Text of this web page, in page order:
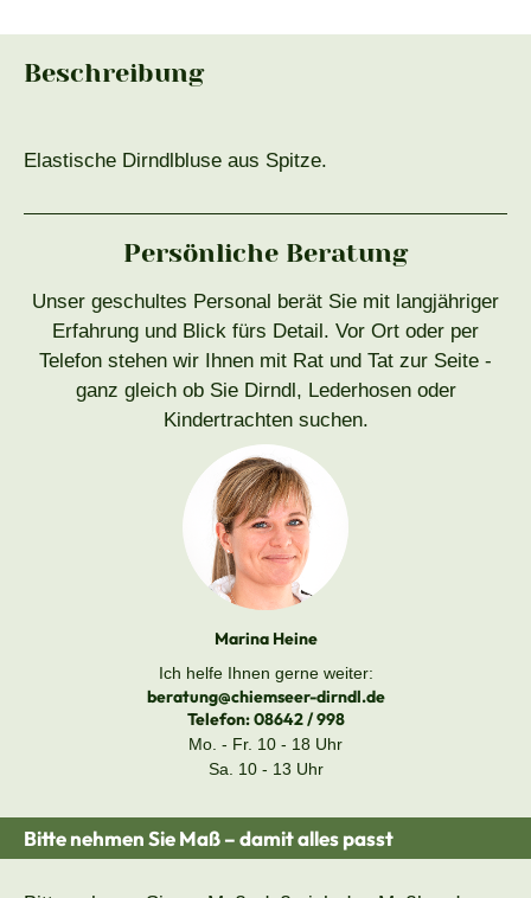
Beschreibung
Elastische Dirndlbluse aus Spitze.
Persönliche Beratung
Unser geschultes Personal berät Sie mit langjähriger
Erfahrung und Blick fürs Detail. Vor Ort oder per
Telefon stehen wir Ihnen mit Rat und Tat zur Seite -
ganz gleich ob Sie Dirndl, Lederhosen oder
Kindertrachten suchen.
Marina Heine
Ich helfe Ihnen gerne weiter:
beratung@chiemseer-dirndl.de
Telefon:08642 / 998
Mo. - Fr. 10 - 18 Uhr
Sa. 10 - 13 Uhr
Bitte nehmen Sie Maß – damit alles passt